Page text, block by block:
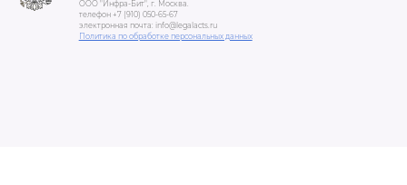
ООО "Инфра-Бит", г. Москва.
телефон +7 (910) 050-65-67
электронная почта: info@legalacts.ru
Политика по обработке персональных данных